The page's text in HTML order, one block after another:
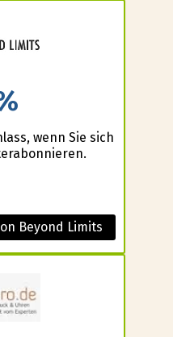
wenn Sie sich
Beyond Limits